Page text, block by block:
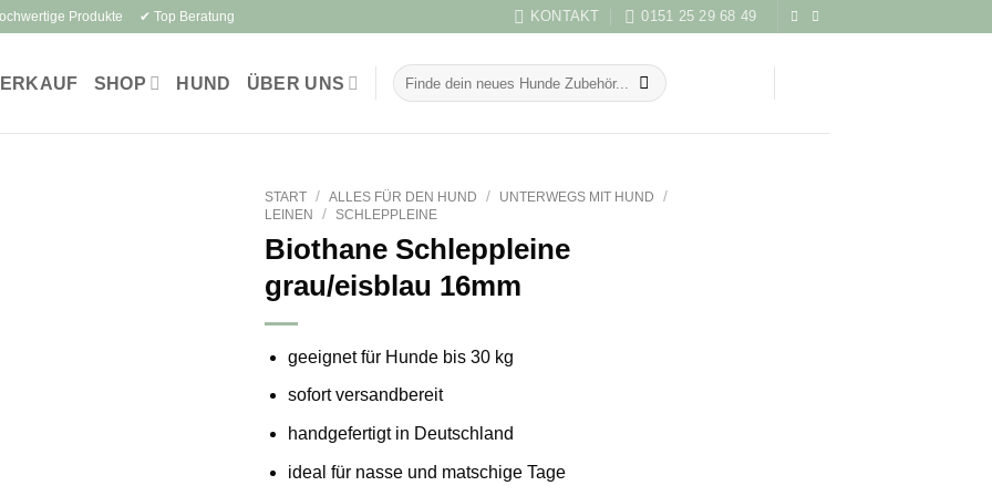
Produkte ✔ Top Beratung KONTAKT 0151 25 29 68 49
SHOP HUND ÜBER UNS
Suchen
nach:
START / ALLES FÜR DEN HUND / UNTERWEGS MIT HUND /
LEINEN / SCHLEPPLEINE
Biothane Schleppleine
grau/eisblau 16mm
geeignet für Hunde bis30 kg
sofort versandbereit
handgefertigt in Deutschland
ideal für nasse und matschige Tage